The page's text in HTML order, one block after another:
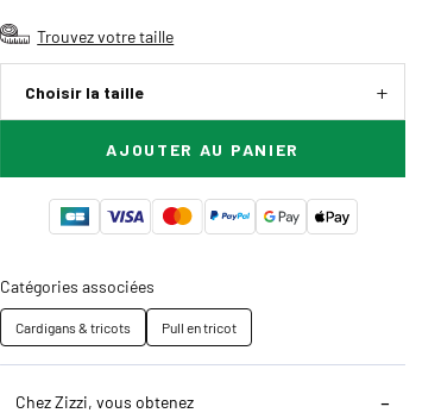
Trouvez votre taille
Choisir la taille
AJOUTER AU PANIER
Catégories associées
Cardigans & tricots Pull en tricot
Chez Zizzi, vous obtenez